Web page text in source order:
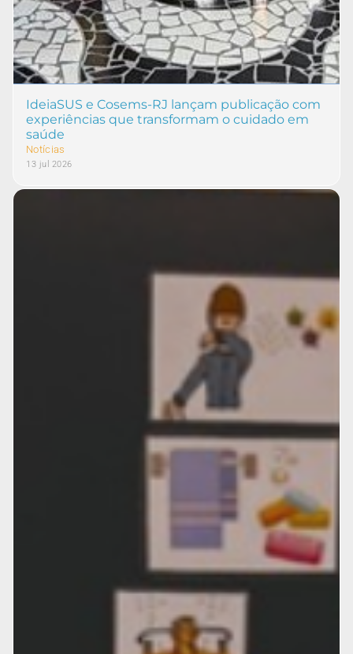
IdeiaSUS e Cosems-RJ lançam publicação com
experiências que transformam o cuidado em
saúde
Notícias
13 jul 2026